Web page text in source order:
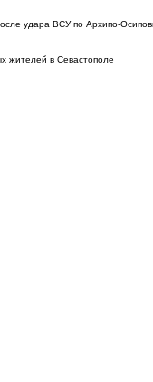
удара ВСУ по Архипо-
жителей в Севастополе